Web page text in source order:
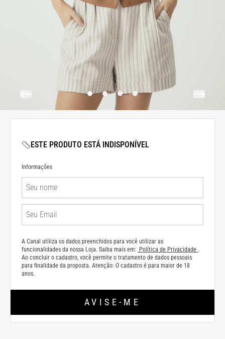
ESTE PRODUTO ESTÁ INDISPONÍVEL
Informações
A Canal utiliza os dados preenchidos para você utilizar as
funcionalidades da nossa Loja. Saiba mais em:
Política de Privacidade .
Ao concluir o cadastro, você permite o tratamento de dados pessoais
para finalidade da proposta. Atenção: O cadastro é para maior de 18
anos.
AVISE-ME